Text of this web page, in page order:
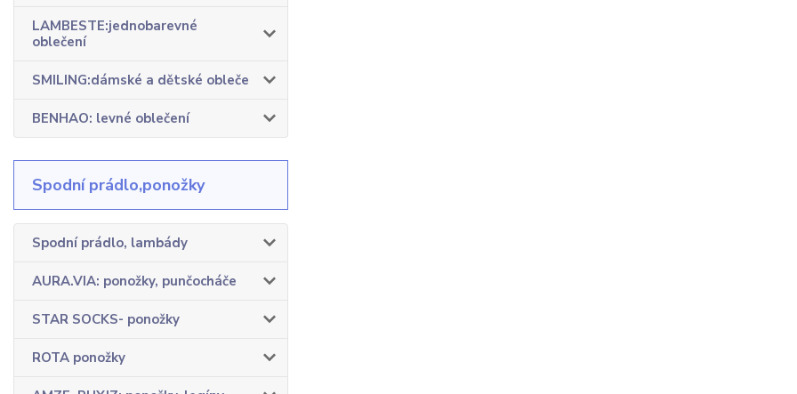
LAMBESTE:jednobarevné
oblečení
SMILING:dámské a dětské obleče
BENHAO: levné oblečení
Spodní prádlo,ponožky
Spodní prádlo, lambády
AURA.VIA: ponožky, punčocháče
STAR SOCKS- ponožky
ROTA ponožky